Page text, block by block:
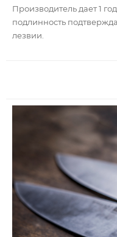
Производитель дает 1
подлинность
лезвии.